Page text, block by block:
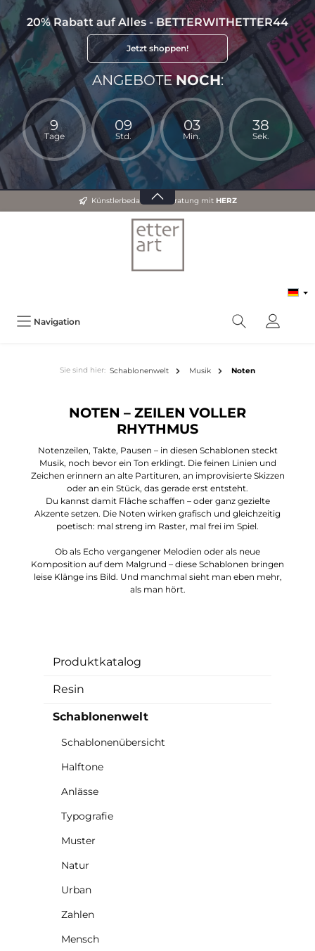
20% Rabatt auf Alles - BETTERWITHETTER44
Jetzt shoppen!
ANGEBOTENOCH:
9
Tage
09
Std.
03
Min.
38
Sek.
Künstlerbedarf und Beratung mitHERZ
Navigation
Sie sind hier: Schablonenwelt Musik Noten
NOTEN – ZEILEN VOLLER
RHYTHMUS
Notenzeilen, Takte, Pausen – in diesen Schablonen steckt
Musik, noch bevor ein Ton erklingt. Die feinen Linien und
Zeichen erinnern an alte Partituren, an improvisierte Skizzen
oder an ein Stück, das gerade erst entsteht.
Du kannst damit Fläche schaffen – oder ganz gezielte
Akzente setzen. Die Noten wirken grafisch und gleichzeitig
poetisch: mal streng im Raster, mal frei im Spiel.
Ob als Echo vergangener Melodien oder als neue
Komposition auf dem Malgrund – diese Schablonen bringen
leise Klänge ins Bild. Und manchmal sieht man eben mehr,
als man hört.
Produktkatalog
Resin
Schablonenwelt
Schablonenübersicht
Halftone
Anlässe
Typografie
Muster
Natur
Urban
Zahlen
Mensch